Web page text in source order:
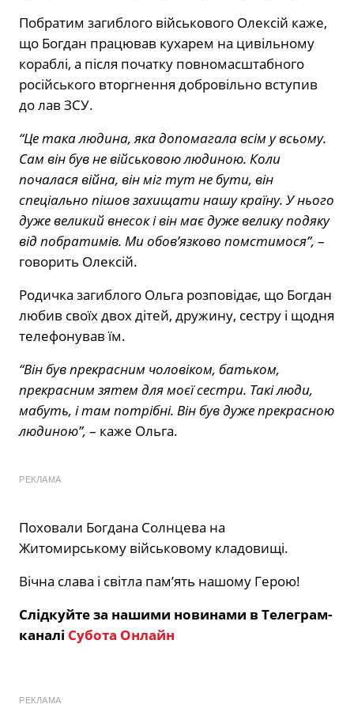
Побратим загиблого військового Олексій каже,
що Богдан працював кухарем на цивільному
кораблі, а після початку повномасштабного
російського вторгнення добровільно вступив
до лав ЗСУ.
“Це така людина, яка допомагала всім у всьому.
Сам він був не військовою людиною. Коли
почалася війна, він міг тут не бути, він
спеціально пішов захищати нашу країну. У нього
дуже великий внесок і він має дуже велику подяку
від побратимів. Ми обов’язково помстимося”, –
говорить Олексій.
Родичка загиблого Ольга розповідає, що Богдан
любив своїх двох дітей, дружину, сестру і щодня
телефонував їм.
“Він був прекрасним чоловіком, батьком,
прекрасним зятем для моєї сестри. Такі люди,
мабуть, і там потрібні. Він був дуже прекрасною
людиною”, – каже Ольга.
РЕКЛАМА
Поховали Богдана Солнцева на
Житомирському військовому кладовищі.
Вічна слава і світла пам’ять нашому Герою!
Слідкуйте за нашими новинами в Телеграм-
каналі Субота Онлайн
РЕКЛАМА